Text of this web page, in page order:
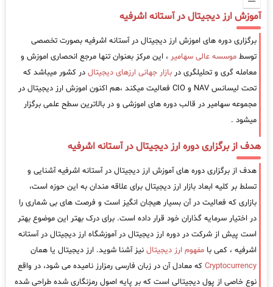
آموزش ارز دیجیتال در آستانه اشرفیه
برگزاری دوره های اموزش ارز دیجیتال در آستانه اشرفیه بصورت تخصصی
توسط موسسه عالی سهامیر ، این مرکز بعنوان تنها مرجع انحصاری اموزش و
معامله گری و تحلیلگری در بازار جهانی ارزهای دیجیتال در کشور میباشد که
تحت لیسانس NAV و CIO فعالیت میکند ،هم اکنون اموزش ارز دیجیتال در
مجموعه سهامیر در قالب دوره های اموزشی و در بالاترین سطح علمی برگزار
میشود .
هدف از برگزاری دوره ارز دیجیتال در آستانه اشرفیه
هدف از برگزاری دوره های آموزش ارز دیجیتال در آستانه اشرفیه آشنایی و
تسلط بر کلیه ابعاد بازار ارز دیجیتال برای علاقه مندان به این حوزه است،
بازاری که فعالیت در آن بسیار هیجان انگیز است و فرصت های بی شماری را
در اختیار سرمایه گذاران خود قرار داده است. برای درک بهتر این موضوع بهتر
است پیش از شرکت در دوره ارز دیجیتال در آموزشگاه ارز دیجیتال در آستانه
اشرفیه ، کمی با مفهوم ارز دیجیتال نیز آشنا شوید. ارز دیجیتال یا همان
Cryptocurrency که معادل آن در زبان فارسی رمزارز نامیده می شود، در واقع
نوع خاصی از پول دیجیتالی است که بر پایه اصول رمزنگاری شده طراحی شده